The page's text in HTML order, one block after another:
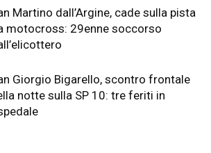
Martino dall’Argine, cade sulla pista
motocross: 29enne soccorso
Giorgio Bigarello, scontro frontale
notte sulla SP 10: tre feriti in